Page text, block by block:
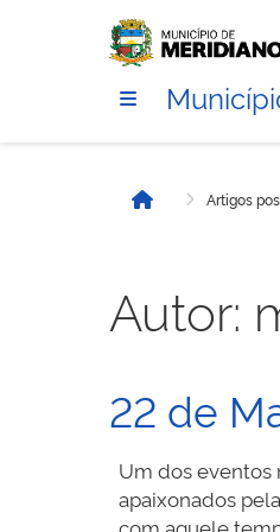
Início Artigos
Autor:
22 de
Um dos eventos
apaixonados